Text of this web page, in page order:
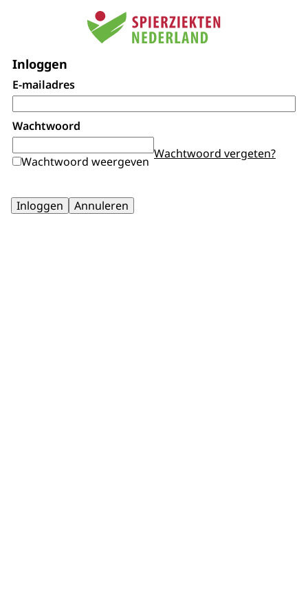
Inloggen
E-mailadres
Wachtwoord
Wachtwoord weergeven
Wachtwoord vergeten?
Inloggen Annuleren